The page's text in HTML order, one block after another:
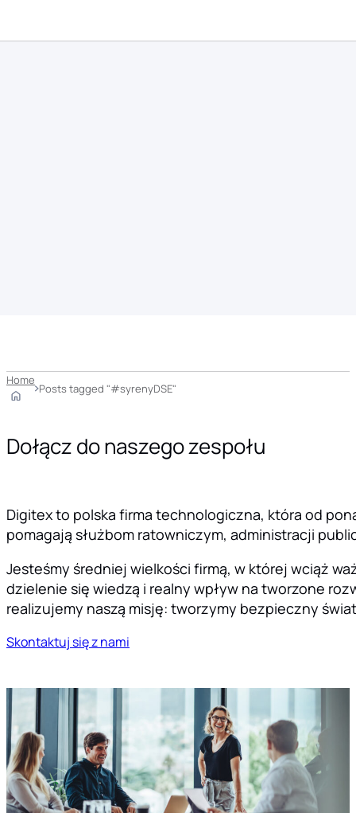
Home
Posts tagged "#syrenyDSE"
Dołącz do naszego zespołu
Digitex to polska firma technologiczna, która od
pomagają służbom ratowniczym, administracji
Jesteśmy średniej wielkości firmą, w której wciąż
dzielenie się wiedzą i realny wpływ na tworzone
realizujemy naszą misję: tworzymy bezpieczny
Skontaktuj się z nami